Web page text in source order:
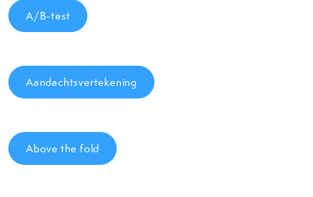
A/B-test
Aandachtsvertekening
Above the fold